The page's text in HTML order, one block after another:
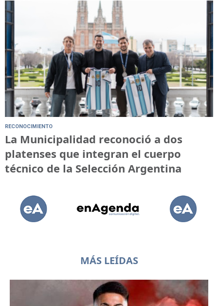
RECONOCIMIENTO
La Municipalidad reconoció a dos
platenses que integran el cuerpo
técnico de la Selección Argentina
MÁS LEÍDAS